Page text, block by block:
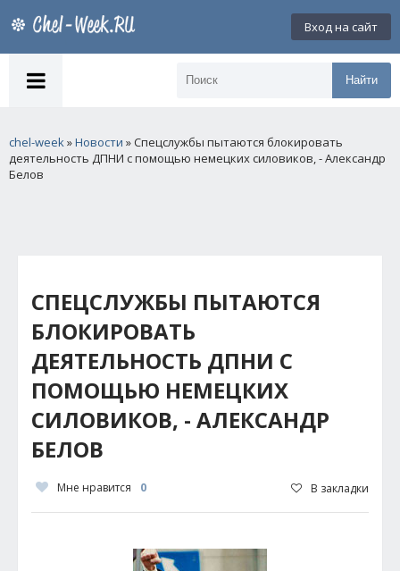
Вход на сайт
Найти
chel-week»Новости » Спецслужбы пытаются блокировать
деятельность ДПНИ с помощью немецких силовиков, - Александр
Белов
СПЕЦСЛУЖБЫ ПЫТАЮТСЯ
БЛОКИРОВАТЬ
ДЕЯТЕЛЬНОСТЬ ДПНИ С
ПОМОЩЬЮ НЕМЕЦКИХ
СИЛОВИКОВ, - АЛЕКСАНДР
БЕЛОВ
Мне нравится 0 В закладки